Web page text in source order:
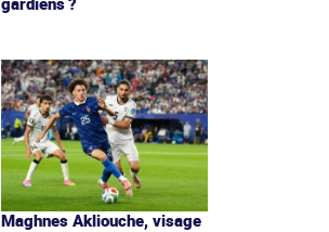
Maghnes Akliouche, visage